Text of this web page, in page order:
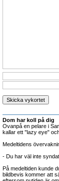
Dom har koll på dig
Ovanpå en pelare i
kallar ett "lazy eye"
Medeltidens
- Du har väl inte
På medeltiden kunde
bildbevis kommer att